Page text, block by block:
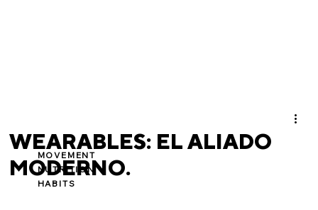
WEARABLES: EL ALIADO
MODERNO.
MOVEMENT
NUTRITION
HABITS